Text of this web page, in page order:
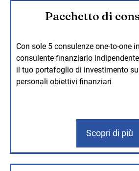
Pacchetto di
Con sole 5 consulenze one-to-one
consulente finanziario
il tuo portafoglio di investimento
personali obiettivi finanziari
Scopri di più